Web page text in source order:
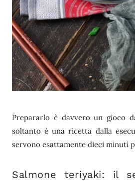
Prepararlo è davvero un gioco
soltanto è una ricetta dalla
servono esattamente dieci minuti
Salmone teriyaki: il